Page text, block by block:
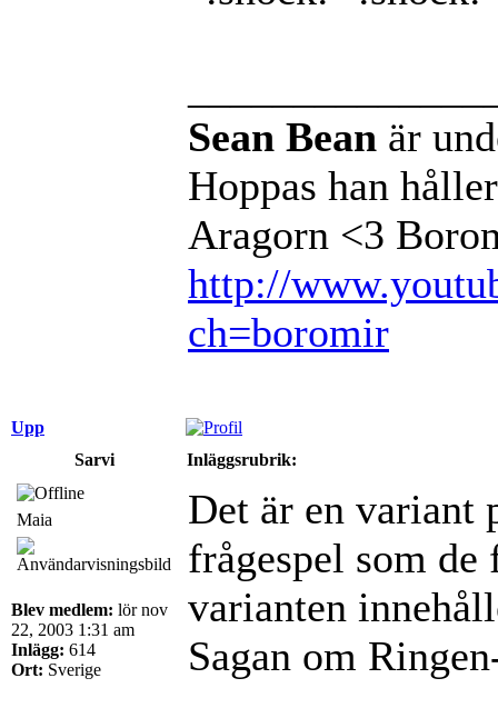
Sean Bean är
Hoppas han
Aragorn <3
http://
ch=boromir
Upp
Sarvi
Inläggsrubrik:
Maia
Blev medlem: lör nov
22, 2003 1:31 am
Inlägg: 614
Ort: Sverige
Det är en
frågespel som de
varianten
Sagan om